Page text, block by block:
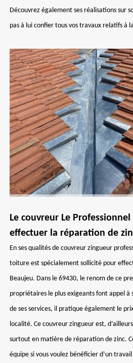
Découvrez également ses réalisations sur
pas à lui confier tous vos travaux relatifs à
Le couvreur Le
effectuer la réparation de
En ses qualités de couvreur zingueur
toiture est spécialement sollicité pour
Beaujeu. Dans le 69430, le renom de ce
propriétaires le plus exigeants font appel à
de ses services, il pratique également le
localité. Ce couvreur zingueur est,
surtout en matière de réparation de zinc.
équipe si vous voulez bénéficier d’un